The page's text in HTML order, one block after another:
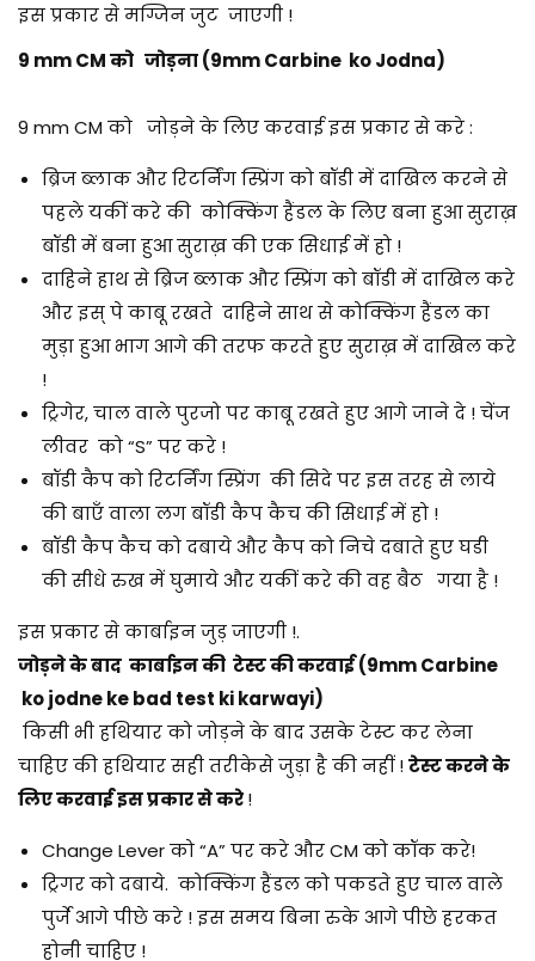
इस प्रकार से मग्जिन जुट जाएगी !
9 mm CM को जोड़ना(9mm Carbine ko Jodna)
9 mm CM को जोड़ने के लिए करवाई इस प्रकार से करे :
ब्रिज ब्लाक और रिटर्निंग स्प्रिंग को बॉडी में दाखिल करने से
पहले यकीं करे की कोक्किंग हैंडल के लिए बना हुआ सुराख़
बॉडी में बना हुआ सुराख़ की एक सिधाई में हो !
दाहिने हाथ से ब्रिज ब्लाक और स्प्रिंग को बॉडी में दाखिल करे
और इस् पे काबू रखते दाहिने साथ से कोक्किंग हैंडल का
मुड़ा हुआ भाग आगे की तरफ करते हुए सुराख़ में दाखिल करे
!
ट्रिगेर, चाल वाले पुरजो पर काबू रखते हुए आगे जाने दे ! चेंज
लीवर को “S” पर करे !
बॉडी कैप को रिटर्निंग स्प्रिंग की सिदे पर इस तरह से लाये
की बाएँ वाला लग बॉडी कैप कैच की सिधाई में हो !
बॉडी कैप कैच को दबाये और कैप को निचे दबाते हुए घडी
की सीधे रुख में घुमाये और यकीं करे की वह बैठ गया है !
इस प्रकार से कार्बाइन जुड़ जाएगी !.
जोड़ने के बाद कार्बाइन की टेस्ट की करवाई(9mm Carbine
ko jodne ke bad test ki karwayi)
किसी भी हथियार को जोड़ने के बाद उसके टेस्ट कर लेना
चाहिए की हथियार सही तरीकेसे जुड़ा है की नहीं !टेस्ट करने के
लिए करवाई इस प्रकार से करे!
Change Lever को “A” पर करे और CM को कॉक करे!
ट्रिगर को दबाये. कोक्किंग हैंडल को पकडते हुए चाल वाले
पुर्जे आगे पीछे करे ! इस समय बिना रुके आगे पीछे हरकत
होनी चाहिए !